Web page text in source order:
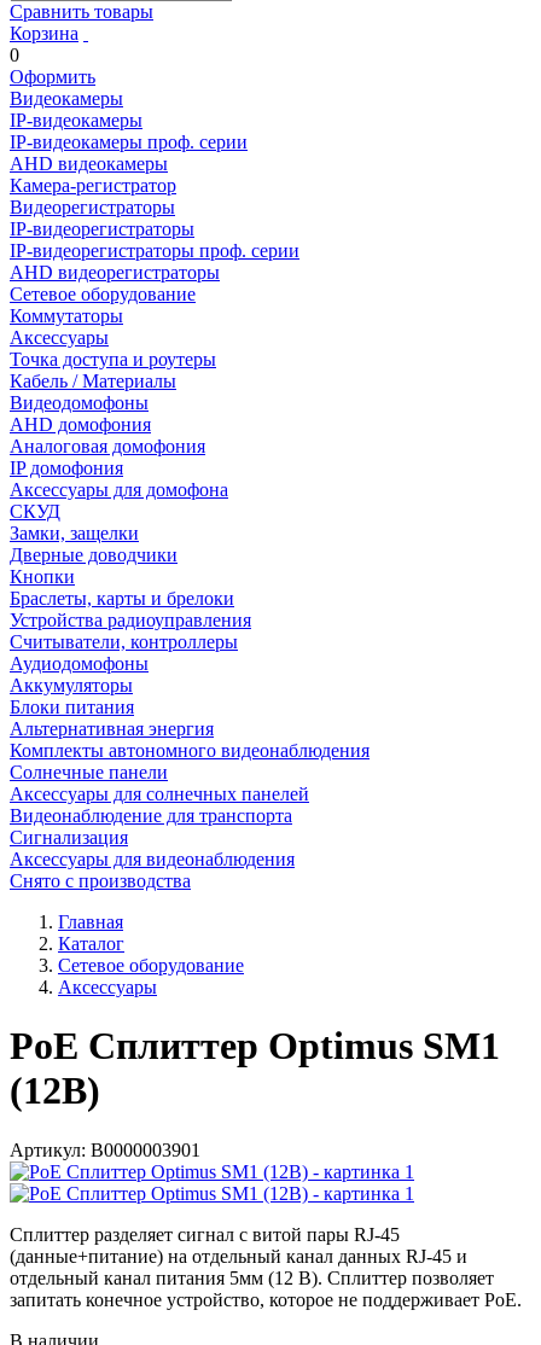
Сравнить товары
Корзина
0
Оформить
Видеокамеры
IP-видеокамеры
IP-видеокамеры проф. серии
AHD видеокамеры
Камера-регистратор
Видеорегистраторы
IP-видеорегистраторы
IP-видеорегистраторы проф. серии
AHD видеорегистраторы
Сетевое оборудование
Коммутаторы
Аксессуары
Точка доступа и роутеры
Кабель / Материалы
Видеодомофоны
AHD домофония
Аналоговая домофония
IP домофония
Аксессуары для домофона
СКУД
Замки, защелки
Дверные доводчики
Кнопки
Браслеты, карты и брелоки
Устройства радиоуправления
Считыватели, контроллеры
Аудиодомофоны
Аккумуляторы
Блоки питания
Альтернативная энергия
Комплекты автономного видеонаблюдения
Солнечные панели
Аксессуары для солнечных панелей
Видеонаблюдение для транспорта
Сигнализация
Аксессуары для видеонаблюдения
Снято с производства
Главная
Каталог
Сетевое оборудование
Аксессуары
PoE Сплиттер Optimus SM1
(12B)
Артикул: В0000003901
Сплиттер разделяет сигнал с витой пары RJ-45
(данные+питание) на отдельный канал данных RJ-45 и
отдельный канал питания 5мм (12 В). Сплиттер позволяет
запитать конечное устройство, которое не поддерживает PoE.
В наличии